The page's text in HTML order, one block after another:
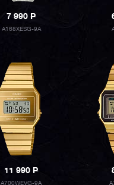
7 990P
A168XESG-9A
11 990P
A700WEVG-9A